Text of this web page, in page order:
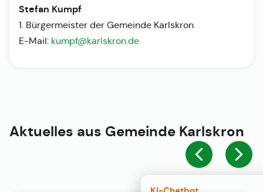
Stefan Kumpf
1. Bürgermeister der Gemeinde Karlskron
E-Mail: kumpf@karlskron.de
Aktuelles aus Gemeinde Karlskron